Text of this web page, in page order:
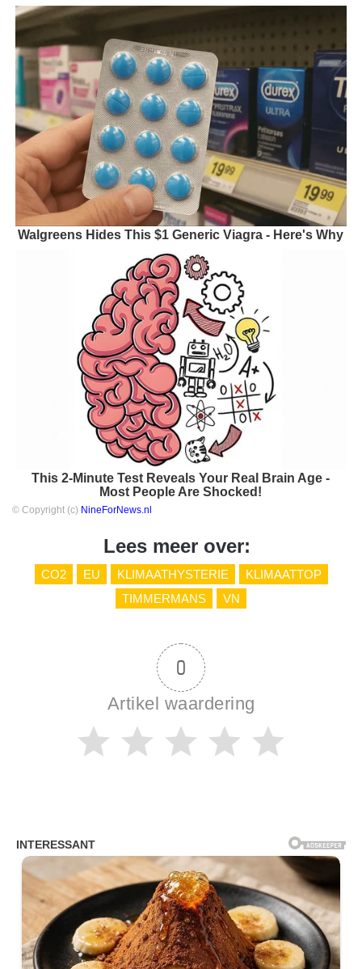
Walgreens Hides This $1 Generic Viagra - Here's Why
This 2-Minute Test Reveals Your Real Brain Age -
Most People Are Shocked!
© Copyright (c) NineForNews.nl
Lees meer over:
CO2 EU KLIMAATHYSTERIE
KLIMAATTOP
TIMMERMANS
VN
0
Artikel waardering